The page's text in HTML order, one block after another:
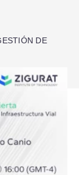
DE